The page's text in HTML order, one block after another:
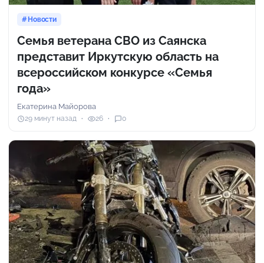
Новости
Семья ветерана СВО из Саянска
представит Иркутскую область на
всероссийском конкурсе «Семья
года»
Екатерина Майорова
29 минут назад 26 0